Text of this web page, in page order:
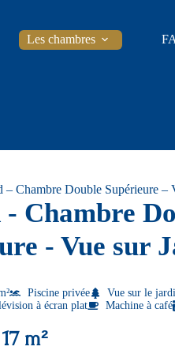
Les chambres
– Chambre Double Supérieure –
Chambre
- Vue sur
Piscine privée Vue sur le
à écran plat Machine à café
m²